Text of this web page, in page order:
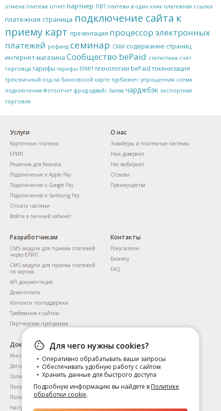
отмена платежа отчет партнер ПВТ платежи в один клик платежная ссылка
платежная страница подключение сайта к
приему карт презентация процессор электронных
платежей рефанд семинар СМИ содержание страниц
интернет-магазина Сообщество bePaid статистика счет
торговца тарифы тарифы ЕРИП технологии bePaid токенизация
трехзначный код на банковской карте турбизнес упрощенная схема
подключения Фотоотчет фрод-эдвайс Халва чарджбэк экспортная
торговля
Услуги
Карточные платежи
ЕРИП
Решения для бизнеса
Подключение к Apple Pay
Подключение к Google Pay
Подключение к Samsung Pay
Оплата частями
Войти в личный кабинет
О нас
Эквайеры и платежные системы
Нам доверяют
Нас выбирают
Отзывы
Преимущества
Разработчикам
CMS модули для приема платежей
через ЕРИП
CMS модули для приема платежей
по картам
API документация
Демо-оплата
Контакты техподдержки
Требования к сайтам
Партнерская программа
Контакты
Покупателю
Бизнесу
FAQ
Документы
Инструкция для пользователей
Договоры
Политика приватности
Политика обработки cookie
Политика приватности сервиса KYC
Настройка файлов cookie
Для чего нужны cookies?
Оперативно обрабатывать ваши запросы
Обеспечивать удобную работу с сайтом
Хранить данные для быстрого доступа
Подробную информацию вы найдете в Политике
обработки cookie.